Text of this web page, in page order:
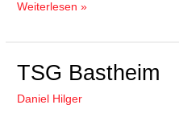
Weiterlesen »
TSG Bastheim
Daniel Hilger
TSG
Bastheim